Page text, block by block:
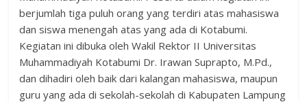
berjumlah tiga puluh orang yang terdiri atas mahasiswa
dan siswa menengah atas yang ada di Kotabumi.
Kegiatan ini dibuka oleh Wakil Rektor II Universitas
Muhammadiyah Kotabumi Dr. Irawan Suprapto, M.Pd.,
dan dihadiri oleh baik dari kalangan mahasiswa, maupun
guru yang ada di sekolah-sekolah di Kabupaten Lampung